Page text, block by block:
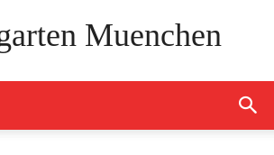
Muenchen